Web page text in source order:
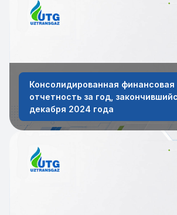
Консолидированная финансовая
отчетность за год,
декабря 2024 года